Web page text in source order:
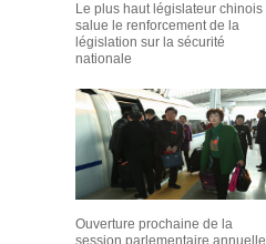
Le plus haut législateur chinois
salue le renforcement de la
législation sur la sécurité
nationale
Ouverture prochaine de la
session parlementaire annuelle